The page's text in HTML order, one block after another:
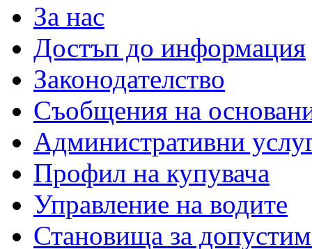
За нас
Достъп до информация
Законодателство
Съобщения на
Административни
Профил на купувача
Управление на водите
Становища за